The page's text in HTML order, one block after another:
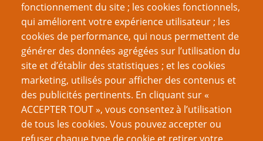
fonctionnement du site ; les cookies fonctionnels,
qui améliorent votre expérience utilisateur ; les
cookies de performance, qui nous permettent de
générer des données agrégées sur l’utilisation du
site et d’établir des statistiques ; et les cookies
marketing, utilisés pour afficher des contenus et
des publicités pertinents. En cliquant sur «
ACCEPTER TOUT », vous consentez à l’utilisation
de tous les cookies. Vous pouvez accepter ou
Recherche
Nom d'utilisateur
Mot de passe